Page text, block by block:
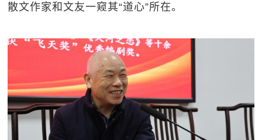
散文作家和文友一窥其“道心”所在。